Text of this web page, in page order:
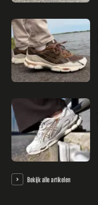
Bekijk alle artikelen